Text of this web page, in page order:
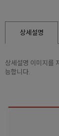
상세설명
상세설명 이미지를
능합니다.